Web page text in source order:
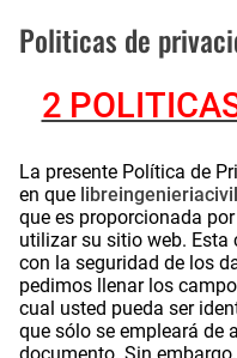
Politicas de
2
La presente Política de
en que libreingenieriacivil
que es proporcionada
utilizar su sitio web.
con la seguridad de los
pedimos llenar los
cual usted pueda ser
que sólo se empleará de